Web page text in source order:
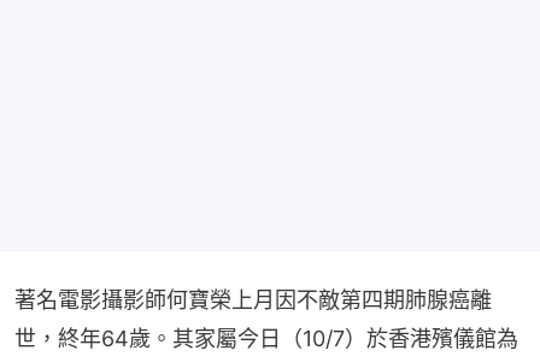
著名電影攝影師何寶榮上月因不敵第四期肺腺癌離
世，終年64歲。其家屬今日（10/7）於香港殯儀館為